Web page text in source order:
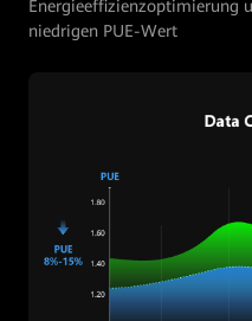
Energieeffizienzoptimierung
niedrigen PUE-Wert